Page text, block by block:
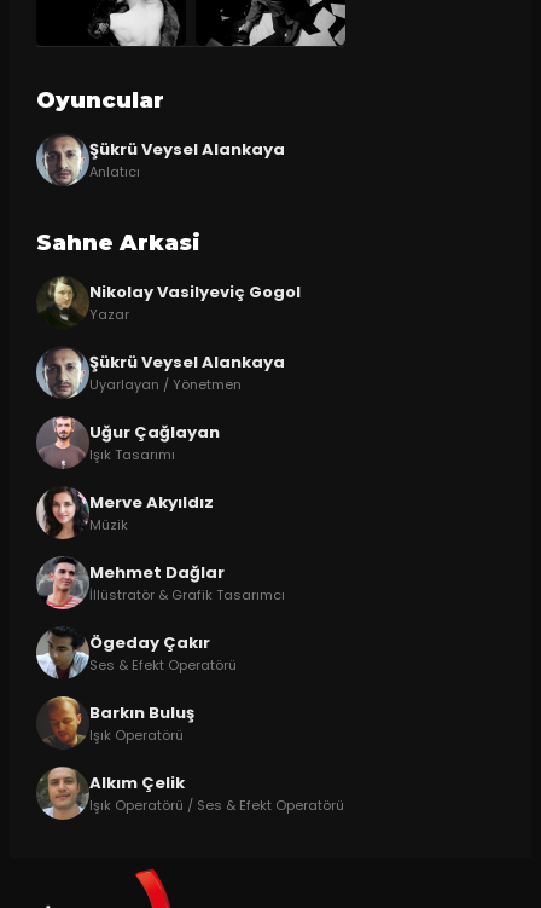
Oyuncular
Şükrü Veysel Alankaya
Anlatıcı
Sahne Arkasi
Nikolay Vasilyeviç Gogol
Yazar
Şükrü Veysel Alankaya
Uyarlayan / Yönetmen
Uğur Çağlayan
Işık Tasarımı
Merve Akyıldız
Müzik
Mehmet Dağlar
İllüstratör & Grafik Tasarımcı
Ögeday Çakır
Ses & Efekt Operatörü
Barkın Buluş
Işık Operatörü
Alkım Çelik
Işık Operatörü / Ses & Efekt Operatörü